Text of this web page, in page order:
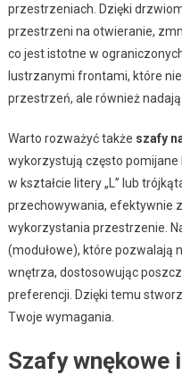
przestrzeniach. Dzięki
przestrzeni na otwieranie,
co jest istotne w
lustrzanymi frontami, które
przestrzeń, ale również nadają
Warto rozważyć także szafy
wykorzystują często
w kształcie litery „L” lub
przechowywania, efektywnie
wykorzystania przestrzenie.
(modułowe), które pozwalają
wnętrza, dostosowując
preferencji. Dzięki temu
Twoje wymagania.
Szafy wnękowe